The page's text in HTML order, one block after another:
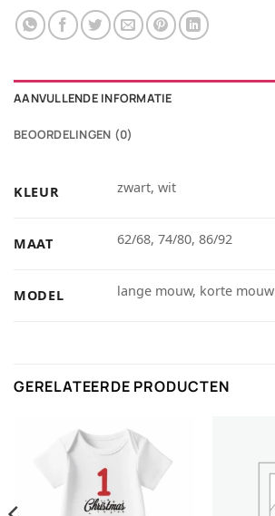
AANVULLENDE INFORMATIE
BEOORDELINGEN (0)
KLEUR zwart, wit
MAAT 62/68, 74/80, 86/92
MODEL lange mouw, korte mouw
GERELATEERDE PRODUCTEN